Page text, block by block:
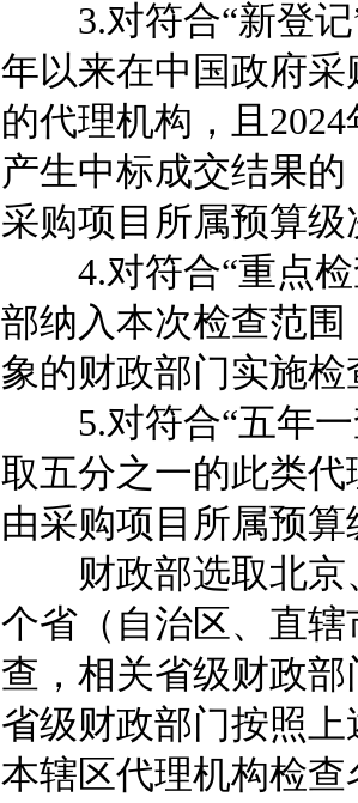
3.对符合“新登记”
年以来在中国政府
的代理机构，且
产生中标成交结果
采购项目所属预算
4.对符合“重点检
部纳入本次检查范围
象的财政部门实施检
5.对符合“五年一
取五分之一的此类
由采购项目所属预
财政部选取北京
个省（自治区、直
查，相关省级财政
省级财政部门按照
本辖区代理机构检